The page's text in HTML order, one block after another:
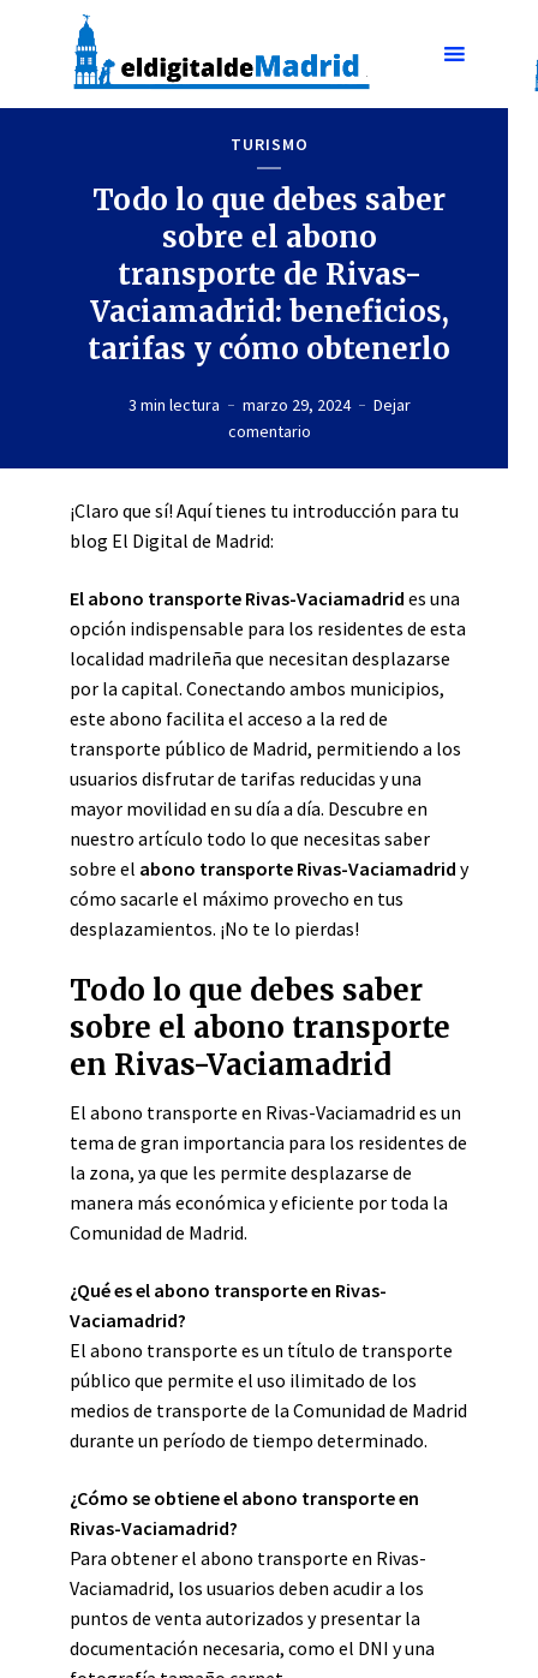
TURISMO
Todo lo que debes saber
sobre el abono
transporte de Rivas-
Vaciamadrid: beneficios,
tarifas y cómo obtenerlo
3 min lectura marzo 29, 2024
Dejar
comentario
¡Claro que sí! Aquí tienes tu introducción para tu
blog El Digital de Madrid:
El abono transporte Rivas-Vaciamadrid es una
opción indispensable para los residentes de esta
localidad madrileña que necesitan desplazarse
por la capital. Conectando ambos municipios,
este abono facilita el acceso a la red de
transporte público de Madrid, permitiendo a los
usuarios disfrutar de tarifas reducidas y una
mayor movilidad en su día a día. Descubre en
nuestro artículo todo lo que necesitas saber
sobre el abono transporte Rivas-Vaciamadrid y
cómo sacarle el máximo provecho en tus
desplazamientos. ¡No te lo pierdas!
Todo lo que debes saber
sobre el abono transporte
en Rivas-Vaciamadrid
El abono transporte en Rivas-Vaciamadrid es un
tema de gran importancia para los residentes de
la zona, ya que les permite desplazarse de
manera más económica y eficiente por toda la
Comunidad de Madrid.
¿Qué es el abono transporte en Rivas-
Vaciamadrid?
El abono transporte es un título de transporte
público que permite el uso ilimitado de los
medios de transporte de la Comunidad de Madrid
durante un período de tiempo determinado.
¿Cómo se obtiene el abono transporte en
Rivas-Vaciamadrid?
Para obtener el abono transporte en Rivas-
Vaciamadrid, los usuarios deben acudir a los
puntos de venta autorizados y presentar la
documentación necesaria, como el DNI y una